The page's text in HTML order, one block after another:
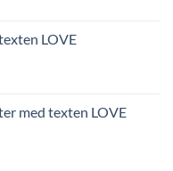
LOVE
med texten LOVE